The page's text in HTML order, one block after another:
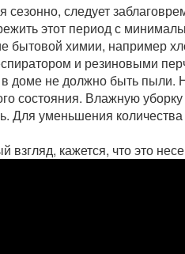
следует
этот период с
бытовой химии, например
и резиновыми
доме не должно быть пыли.
состояния. Влажную
Для уменьшения
кажется, что это